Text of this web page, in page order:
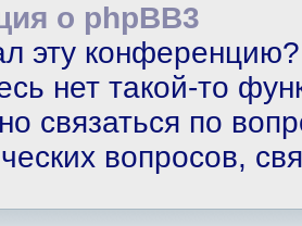
о phpBB3
эту конференцию?
нет такой-то
связаться по
вопросов,